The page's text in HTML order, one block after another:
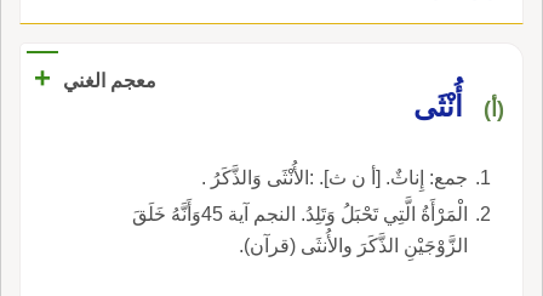
معجم الغني +
(أ) أُنْثَى
جمع: إِناثٌ. [أ ن ث]. :الأُنْثَى وَالذَّكَرُ .
الْمَرْأَةُ الَّتِي تَحْبَلُ وَتَلِدُ. النجم آية 45وَأَنَّهُ خَلَقَ
الزَّوْجَيْنِ الذَّكَرَ والأُنثَى (قرآن).